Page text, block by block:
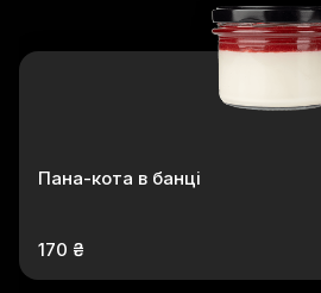
Пана-кота в банці
170 ₴